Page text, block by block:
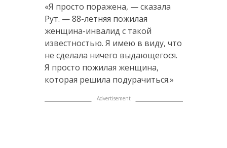
«Я просто поражена, — сказала
Рут. — 88-летняя пожилая
женщина-инвалид с такой
известностью. Я имею в виду, что
не сделала ничего выдающегося.
Я просто пожилая женщина,
которая решила подурачиться.»